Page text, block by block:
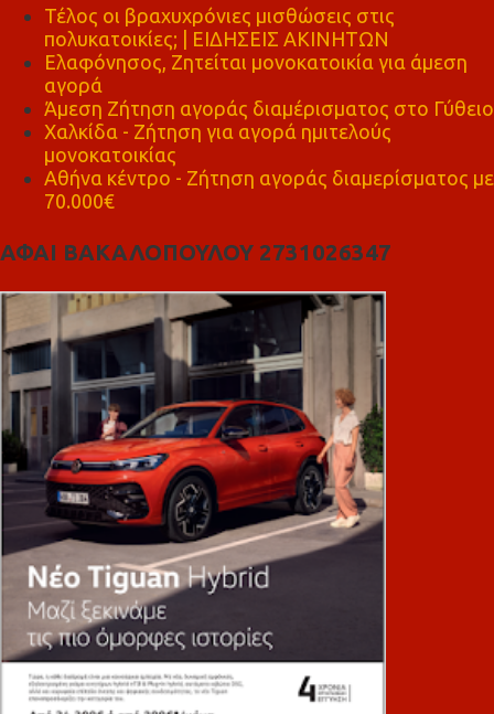
Τέλος οι βραχυχρόνιες μισθώσεις στις
πολυκατοικίες; | ΕΙΔΗΣΕΙΣ ΑΚΙΝΗΤΩΝ
Ελαφόνησος, Ζητείται μονοκατοικία για άμεση
αγορά
Άμεση Ζήτηση αγοράς διαμέρισματος στο Γύθειο
Χαλκίδα - Ζήτηση για αγορά ημιτελούς
μονοκατοικίας
Αθήνα κέντρο - Ζήτηση αγοράς διαμερίσματος με
70.000€
ΑΦΑΙ ΒΑΚΑΛΟΠΟΥΛΟΥ 2731026347